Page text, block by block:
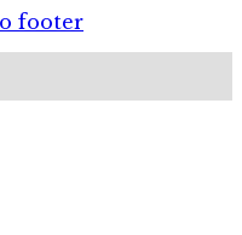
footer